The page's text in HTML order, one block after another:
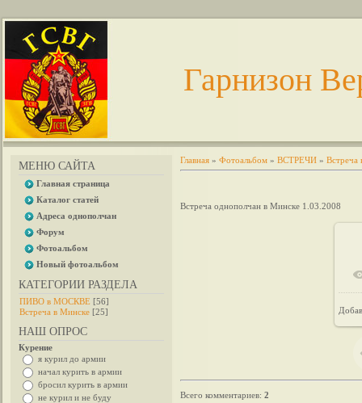
Гарнизон
МЕНЮ САЙТА
Главная страница
Каталог статей
Адреса однополчан
Форум
Фотоальбом
Новый фотоальбом
КАТЕГОРИИ РАЗДЕЛА
ПИВО в МОСКВЕ [56]
Встреча в Минске [25]
НАШ ОПРОС
Курение
я курил до армии
начал курить в армии
бросил курить в армии
не курил и не буду
Главная » Фотоальбом » ВСТРЕЧИ » Встреча
Встреча однополчан в Минске 1.03.2008
Всего комментариев: 2